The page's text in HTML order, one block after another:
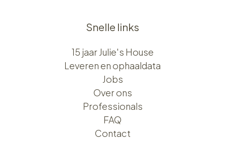
Snelle links
15 jaar Julie's House
Leveren en ophaaldata
Jobs
Over ons​​
Professionals
FAQ
Contact